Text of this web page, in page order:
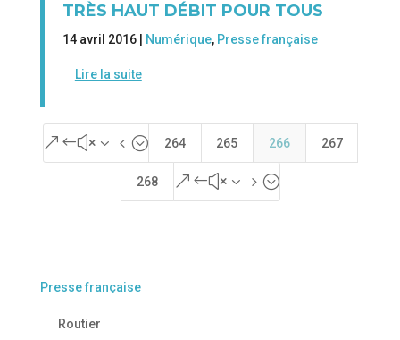
TRÈS HAUT DÉBIT POUR TOUS
14 avril 2016 | Numérique, Presse française
Lire la suite
&#x34; 264 265 266 267
268 &#x35;
Presse française
Routier